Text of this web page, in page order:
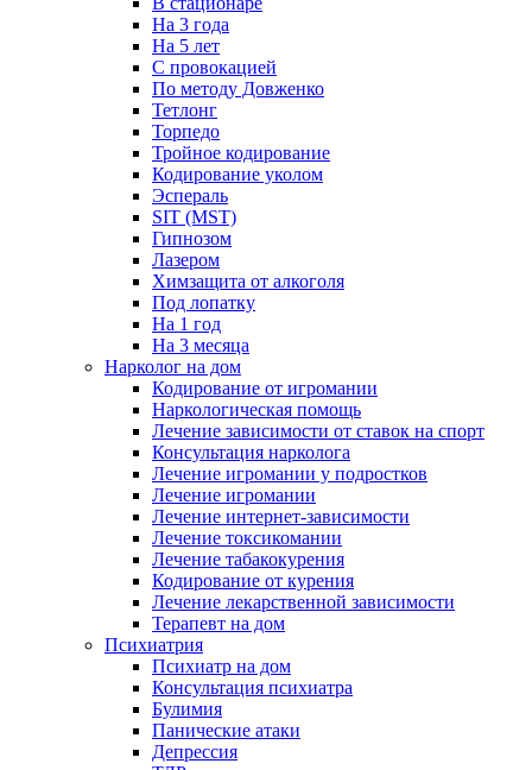
На 3 года
На 5 лет
С провокацией
По методу Довженко
Тетлонг
Торпедо
Тройное кодирование
Кодирование уколом
Эспераль
SIT (MST)
Гипнозом
Лазером
Химзащита от алкоголя
Под лопатку
На 1 год
На 3 месяца
Нарколог на дом
Кодирование от игромании
Наркологическая помощь
Лечение зависимости от ставок на спорт
Консультация нарколога
Лечение игромании у подростков
Лечение игромании
Лечение интернет-зависимости
Лечение токсикомании
Лечение табакокурения
Кодирование от курения
Лечение лекарственной зависимости
Терапевт на дом
Психиатрия
Психиатр на дом
Консультация психиатра
Булимия
Панические атаки
Депрессия